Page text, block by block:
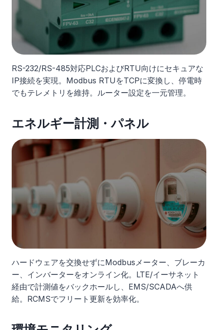
RS-232/RS-485対応PLCおよびRTU向けにセキュアな
IP接続を実現。Modbus RTUをTCPに変換し、停電時
でもテレメトリを維持。ルーター設定を一元管理。
エネルギー計測・パネル
ハードウェアを交換せずにModbusメーター、ブレーカ
ー、インバーターをオンライン化。LTE/イーサネット
経由で計測値をバックホールし、EMS/SCADAへ供
給。RCMSでフリート更新を効率化。